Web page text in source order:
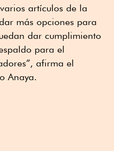
artículos de la
más opciones para
dar cumplimiento
para el
afirma el
Anaya.